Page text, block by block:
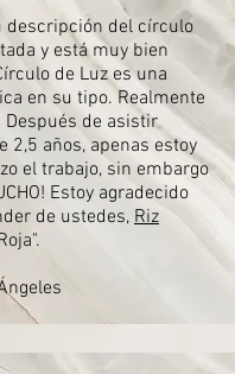
descripción del círculo
y está muy bien
de Luz es una
en su tipo. Realmente
Después de asistir
2,5 años, apenas estoy
el trabajo, sin embargo
Estoy agradecido
de ustedes, Riz